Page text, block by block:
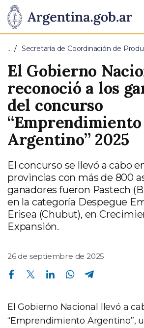
Presidencia
de
la
Nación
Pasar al contenido principal
… Secretaría de Coordinación de
El Gobierno
reconoció a los
del concurso
“Emprendimiento
Argentino” 2025
El concurso se llevó a cabo
provincias con más de 800
ganadores fueron Pastech
en la categoría Despegue
Erisea (Chubut), en
Expansión.
26 de septiembre de 2025
Compartir en Facebook Compartir en Twitter Compartir en Linkedin Compartir en Whatsapp
El Gobierno Nacional llevó a
“Emprendimiento Argentino”,